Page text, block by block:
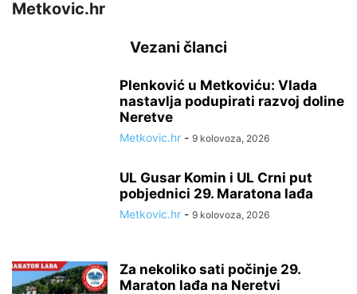
Metkovic.hr
Vezani članci
Plenković u Metkoviću: Vlada
nastavlja podupirati razvoj doline
Neretve
Metkovic.hr - 9 kolovoza, 2026
UL Gusar Komin i UL Crni put
pobjednici 29. Maratona lađa
Metkovic.hr - 9 kolovoza, 2026
Za nekoliko sati počinje 29.
Maraton lađa na Neretvi